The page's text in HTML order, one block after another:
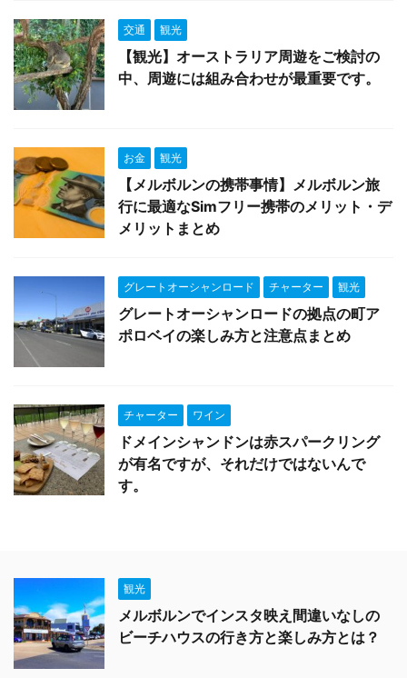
交通 観光
【観光】オーストラリア周遊をご検討の
中、周遊には組み合わせが最重要です。
お金 観光
【メルボルンの携帯事情】メルボルン旅
行に最適なSimフリー携帯のメリット・デ
メリットまとめ
グレートオーシャンロード チャーター 観光
グレートオーシャンロードの拠点の町ア
ポロベイの楽しみ方と注意点まとめ
チャーター ワイン
ドメインシャンドンは赤スパークリング
が有名ですが、それだけではないんで
す。
観光
メルボルンでインスタ映え間違いなしの
ビーチハウスの行き方と楽しみ方とは？